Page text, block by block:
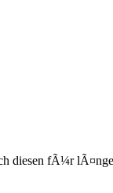
fÃ¼r